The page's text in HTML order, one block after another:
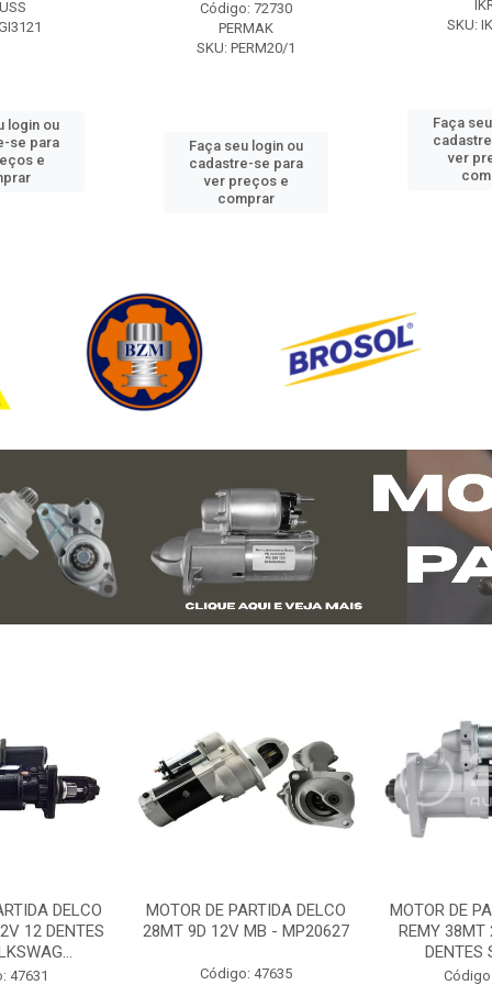
login ou
se para
e
Código: 72730
PERMAK
SKU: PERM20/1
Faça seu login ou
cadastre-se para
ver preços e
comprar
SKU:
Faça
ver
DELCO
12 DENTES
47631
MOTOR DE PARTIDA DELCO
28MT 9D 12V MB - MP20627
Código: 47635
MOTOR DE
REMY 38MT
DENTES